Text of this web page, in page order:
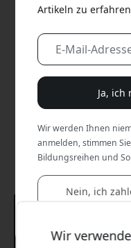
Wir
Artikeln zu
Ja, ich
Wir werden Ihnen
anmelden, stimmen
Bildungsreihen und
Nein, ich